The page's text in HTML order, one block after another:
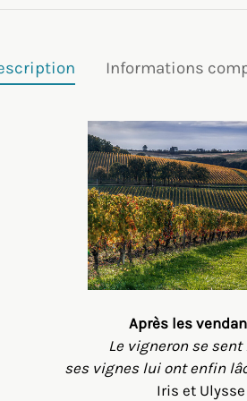
Informations
Après les
Le vigneron se
ses vignes lui ont enfin
Iris et Ulysse